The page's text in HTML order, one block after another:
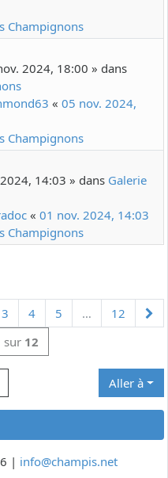
Champignons
2024, 18:00 » dans
« 05 nov. 2024,
Champignons
14:03 » dans Galerie
« 01 nov. 2024, 14:03
Champignons
3 4 5 … 12
sur 12
Aller à
| info@champis.net